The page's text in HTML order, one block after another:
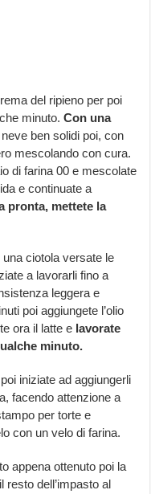
del ripieno per poi
minuto. Con una
ben solidi poi, con
mescolando con cura.
di farina 00 e mescolate
e continuate a
pronta, mettete la
ciotola versate le
a lavorarli fino a
leggera e
poi aggiungete l’olio
ora il latte e lavorate
minuto.
iniziate ad aggiungerli
facendo attenzione a
per torte e
con un velo di farina.
appena ottenuto poi la
dell’impasto al